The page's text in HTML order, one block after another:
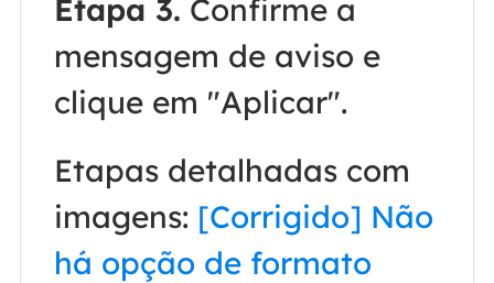
Etapa 3. Confirme a
mensagem de aviso e
clique em "Aplicar".
Etapas detalhadas com
imagens: [Corrigido] Não
há opção de formato